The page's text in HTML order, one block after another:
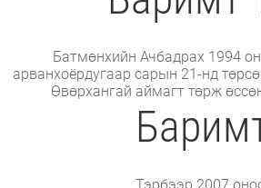
Батмөнхийн Ачбадрах 1994
арванхоёрдугаар сарын 21-нд
Өвөрхангай аймагт төрж
Тэрбээр 2007